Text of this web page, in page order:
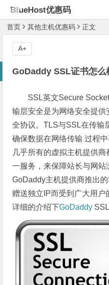
BlueHost优惠码
首页 其他主机优惠码 正文
GoDaddy SSL证书怎么
SSL英文Secure
输层安全是为网络安全提
全协议。TLS与SSL在传输
确保数据在网络传输 过程
几乎所有的虚拟主机提供
一服务，来保障站长与网站
GoDaddy主机提供商推出
赠送独立IP而受到广大用
详细的介绍下GoDaddy
A+